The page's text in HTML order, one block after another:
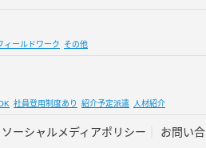
ィールドワーク その他
社員登用制度あり 紹介予定派遣 人材紹介
ソーシャルメディアポリシー お問い